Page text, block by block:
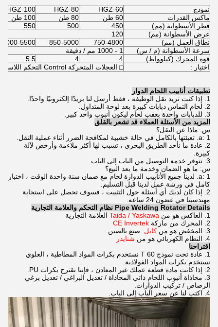
نموذج HGZ-60
HGZ-80
HGZ-100
ماكس القدرات
60 طن 80 طن
100 طن
قطر الأسطوانة (مم)
450
500
550
عرض الأسطوانة (مم)
120
نطاق العمل (مم)
750-4800
850-5000
1000-5500
سرعة الأسطوانة (م / س)
1 - 1000 مم / دقيقة
قوة المحرك (كيلوواط)
4
4
5.5
اختيار :
□ العجلات المتحركة Control التحكم اللاسلكي Control التحكم عن بعد
تطبيقات أنابيب اللحام الدوار
1. إذا كنت تريد نقل الوظيفة ، فقط أرسل لنا بريدًا إلكترونيًا واحدًا.
2. لحام التماس دبابات كبيرة بعد لوحة المتداول.
3. للدبابات واحدة بعقب لحام ليكون أنبوب واحد كبير.
المزيد من الأسئلة العملاء قد تشعر بالقلق
س: ماذا عن النقل؟
a: 1. تعبئتها بالكامل في حالة خشبية لمكافحة الضرر أثناء عملية النقل.
2. عادة ما نأخذ الطريق البحري ، تسبب لها أكثر ملاءمة وأرخص لآلة
كبيرة.
3. تتوفر خدمة التوصيل من الباب إلى الباب.
س: ما هو الضمان وخدمة ما بعد البيع؟
a: 1. لدينا جميع الأنابيب الدوارة لحام مع ضمان سنة واحدة الوقت ، اختبار
كامل في ورشة عمل لدينا قبل التسليم.
2. إذا كان لديك أي أسئلة حول التثبيت ، فسوف تحصل على استجابة
مهندسينا في غضون 24 ساعة.
Pipe Welding Rotator Details نظام التحكم والعلامة التجارية
1. العاكس هو من
Taida / Yaskawa العلامة التجارية
2. المحرك من ماركة
CE Invertek
3. المخفض هو من
كابل.
صنع بالصين.
4. النظام الكهربائي هو من
شنايدر
اقتراحنا
1. عادة تحت نموذج 60 T نستخدم بكرات المواد المطاطية ، العلوي
نستخدم بكرات المواد الفولاذية.
2. إذا كانت مادة قطعة عملك غير المعادن ، فإننا نقترح بكرات PU.
3. محاذاة أنبوب اللحام ذاتي المحاذاة / تعديل البراغي / تعديل برغي
الرصاص / تركيب الدوارات.
4. اكتب لنا عن سعر الباب إلى الباب.